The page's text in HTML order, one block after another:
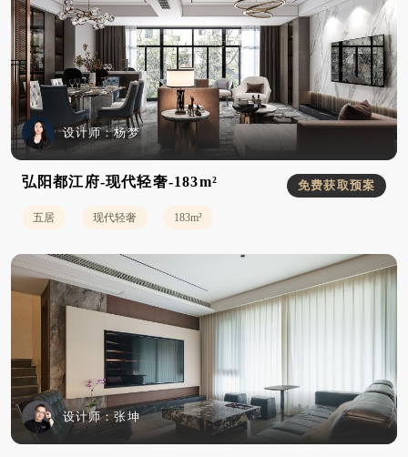
设计师：杨梦
弘阳都江府-现代轻奢-183m² 免费获取预案
五居 现代轻奢 183m²
设计师：张坤